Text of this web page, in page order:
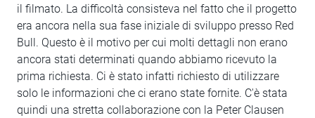
il filmato. La difficoltà consisteva nel fatto che il progetto
era ancora nella sua fase iniziale di sviluppo presso Red
Bull. Questo è il motivo per cui molti dettagli non erano
ancora stati determinati quando abbiamo ricevuto la
prima richiesta. Ci è stato infatti richiesto di utilizzare
solo le informazioni che ci erano state fornite. C'è stata
quindi una stretta collaborazione con la Peter Clausen